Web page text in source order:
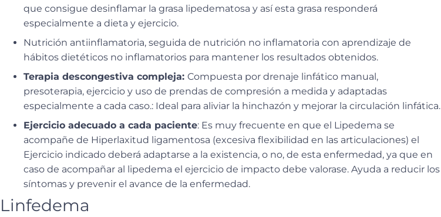
que consigue desinflamar la grasa lipedematosa y así esta grasa responderá
especialmente a dieta y ejercicio.
Nutrición antiinflamatoria, seguida de nutrición no inflamatoria con aprendizaje de
hábitos dietéticos no inflamatorios para mantener los resultados obtenidos.
Terapia descongestiva compleja: Compuesta por drenaje linfático manual,
presoterapia, ejercicio y uso de prendas de compresión a medida y adaptadas
especialmente a cada caso.: Ideal para aliviar la hinchazón y mejorar la circulación linfática.
Ejercicio adecuado a cada paciente: Es muy frecuente en que el Lipedema se
acompañe de Hiperlaxitud ligamentosa (excesiva flexibilidad en las articulaciones) el
Ejercicio indicado deberá adaptarse a la existencia, o no, de esta enfermedad, ya que en
caso de acompañar al lipedema el ejercicio de impacto debe valorase. Ayuda a reducir los
síntomas y prevenir el avance de la enfermedad.
Linfedema